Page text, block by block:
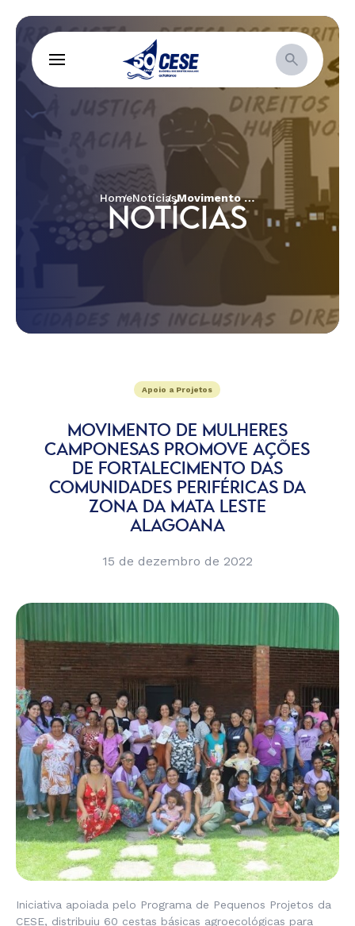
HomeNotícias Movimento de Mulheres Camponesas promove ações de fortalecimento das comunidades periféricas da Zona da Mata Leste Alagoana
NOTÍCIAS
Apoio a Projetos
MOVIMENTO DE MULHERES
CAMPONESAS PROMOVE AÇÕES
DE FORTALECIMENTO DAS
COMUNIDADES PERIFÉRICAS DA
ZONA DA MATA LESTE
ALAGOANA
15 de dezembro de 2022
Iniciativa apoiada pelo Programa de Pequenos Projetos da
CESE, distribuiu 60 cestas básicas agroecológicas para